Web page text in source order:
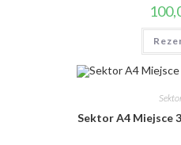
Sektor A4 Miejsce